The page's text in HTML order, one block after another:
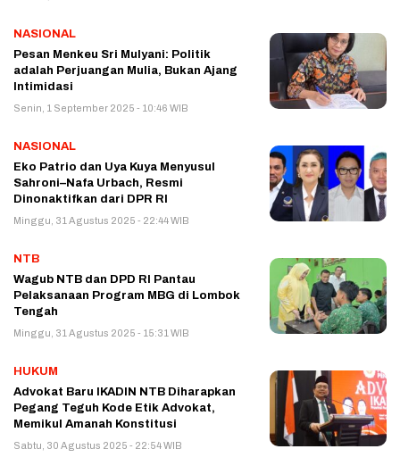
NASIONAL
Pesan Menkeu Sri Mulyani: Politik
adalah Perjuangan Mulia, Bukan Ajang
Intimidasi
Senin, 1 September 2025 - 10:46 WIB
NASIONAL
Eko Patrio dan Uya Kuya Menyusul
Sahroni–Nafa Urbach, Resmi
Dinonaktifkan dari DPR RI
Minggu, 31 Agustus 2025 - 22:44 WIB
NTB
Wagub NTB dan DPD RI Pantau
Pelaksanaan Program MBG di Lombok
Tengah
Minggu, 31 Agustus 2025 - 15:31 WIB
HUKUM
Advokat Baru IKADIN NTB Diharapkan
Pegang Teguh Kode Etik Advokat,
Memikul Amanah Konstitusi
Sabtu, 30 Agustus 2025 - 22:54 WIB